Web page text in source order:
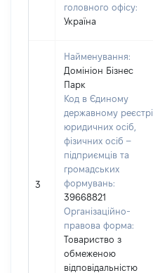
головного офісу:
Україна
3
Найменування:
Домініон Бізнес
Парк
Код в Єдиному
державному реєстрі
юридичних осіб,
фізичних осіб –
підприємців та
громадських
формувань:
39668821
Організаційно-
правова форма:
Товариство з
обмеженою
відповідальністю